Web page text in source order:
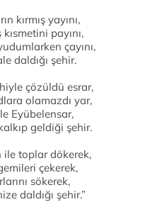
kırmış yayını,
payını,
çayını,
daldığı şehir.
çözüldü esrar,
olamazdı yar,
Eyübelensar,
geldiği şehir.
ile toplar dökerek,
çekerek,
sökerek,
daldığı şehir.”